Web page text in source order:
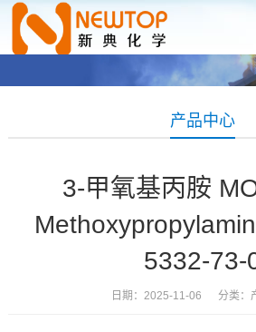
产品中心
3-甲氧基丙胺
5332-73-
日期：2025-11-06 分类：